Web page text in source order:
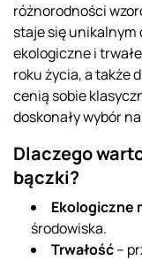
różnorodności
staje się unikalnym
ekologiczne i
roku życia, a także
cenią sobie
doskonały wybór
Dlaczego
bączki?
Ekologiczne
środowiska.
Trwałość–